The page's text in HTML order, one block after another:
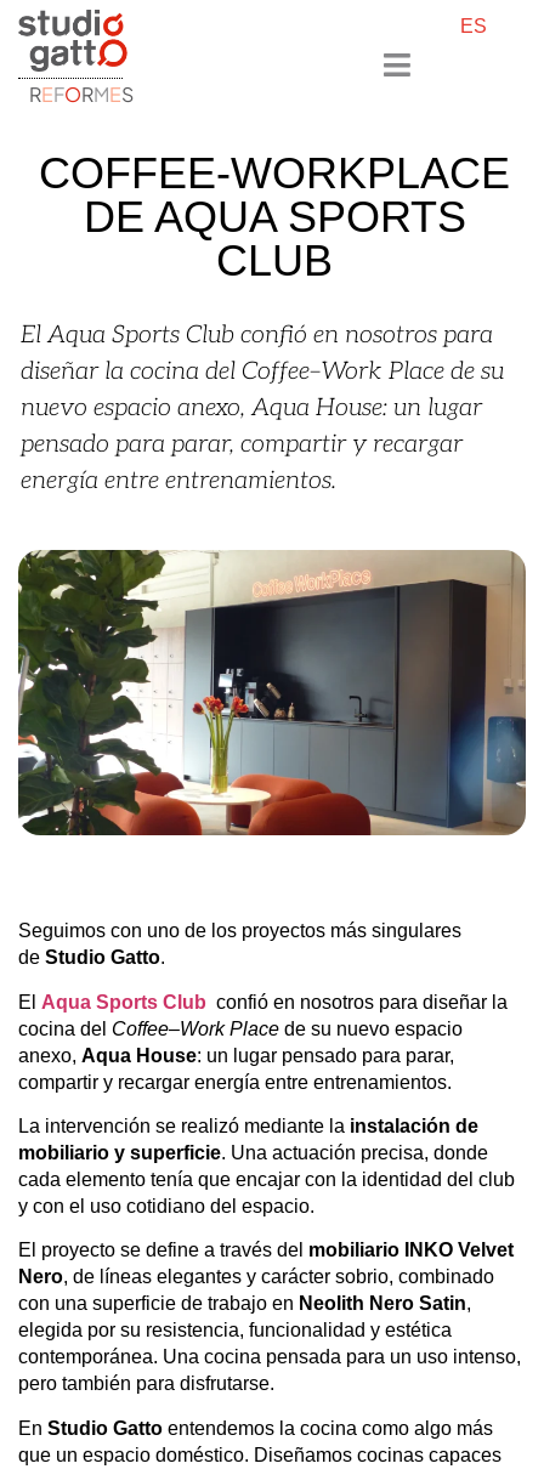
REFORMES
ES
COFFEE-WORKPLACE
DE AQUA SPORTS
CLUB
El Aqua Sports Club confió en nosotros para
diseñar la cocina del Coffee–Work Place de su
nuevo espacio anexo, Aqua House: un lugar
pensado para parar, compartir y recargar
energía entre entrenamientos.
Seguimos con uno de los proyectos más singulares
de Studio Gatto.
El Aqua Sports Club confió en nosotros para diseñar la
cocina del Coffee–Work Place de su nuevo espacio
anexo, Aqua House: un lugar pensado para parar,
compartir y recargar energía entre entrenamientos.
La intervención se realizó mediante la instalación de
mobiliario y superficie. Una actuación precisa, donde
cada elemento tenía que encajar con la identidad del club
y con el uso cotidiano del espacio.
El proyecto se define a través del mobiliario INKO Velvet
Nero, de líneas elegantes y carácter sobrio, combinado
con una superficie de trabajo en Neolith Nero Satin,
elegida por su resistencia, funcionalidad y estética
contemporánea. Una cocina pensada para un uso intenso,
pero también para disfrutarse.
En Studio Gatto entendemos la cocina como algo más
que un espacio doméstico. Diseñamos cocinas capaces